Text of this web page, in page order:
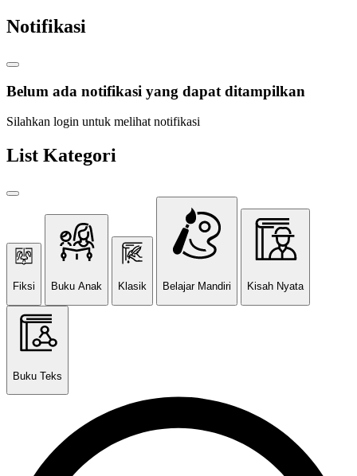
Notifikasi
Belum ada notifikasi yang dapat ditampilkan
Silahkan login untuk melihat notifikasi
List Kategori
Fiksi Buku Anak Klasik Belajar Mandiri Kisah Nyata
Buku Teks